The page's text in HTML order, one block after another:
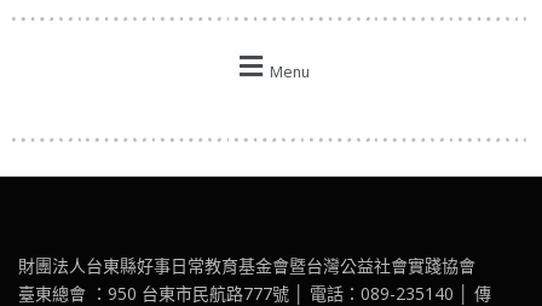
Menu
財團法人台東縣好事日常教育基金會暨台灣公益社會實踐協會
臺東總會 ：950 台東市民航路777號 │ 電話：089-235140 │ 傳